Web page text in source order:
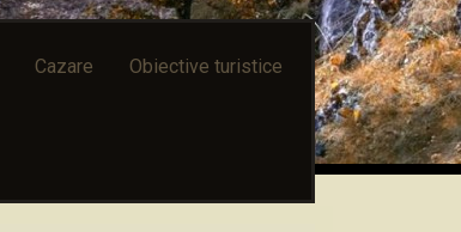
Cazare Obiective turistice